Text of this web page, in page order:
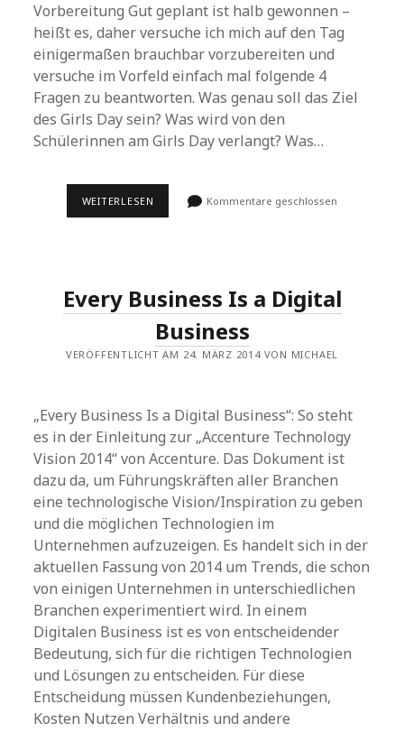
Vorbereitung Gut geplant ist halb gewonnen –
heißt es, daher versuche ich mich auf den Tag
einigermaßen brauchbar vorzubereiten und
versuche im Vorfeld einfach mal folgende 4
Fragen zu beantworten. Was genau soll das Ziel
des Girls Day sein? Was wird von den
Schülerinnen am Girls Day verlangt? Was…
WEITERLESEN Kommentare geschlossen
Every Business Is a Digital
Business
VERÖFFENTLICHT AM 24. MÄRZ 2014 VON MICHAEL
„Every Business Is a Digital Business“: So steht
es in der Einleitung zur „Accenture Technology
Vision 2014“ von Accenture. Das Dokument ist
dazu da, um Führungskräften aller Branchen
eine technologische Vision/Inspiration zu geben
und die möglichen Technologien im
Unternehmen aufzuzeigen. Es handelt sich in der
aktuellen Fassung von 2014 um Trends, die schon
von einigen Unternehmen in unterschiedlichen
Branchen experimentiert wird. In einem
Digitalen Business ist es von entscheidender
Bedeutung, sich für die richtigen Technologien
und Lösungen zu entscheiden. Für diese
Entscheidung müssen Kundenbeziehungen,
Kosten Nutzen Verhältnis und andere